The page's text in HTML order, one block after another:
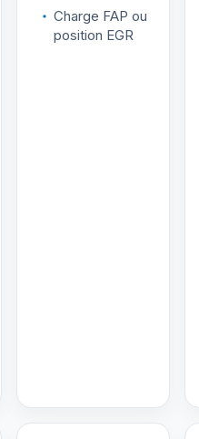
Charge FAP ou
position EGR